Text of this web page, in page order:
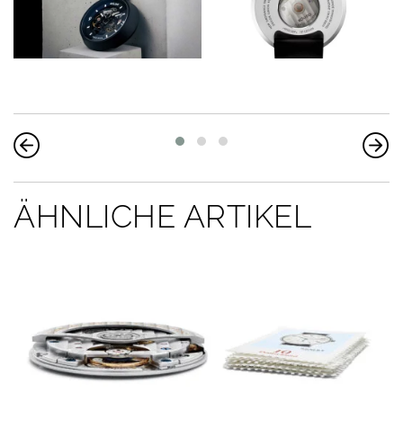
ÄHNLICHE ARTIKEL